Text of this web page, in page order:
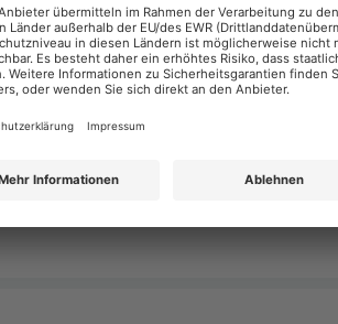
Nachname